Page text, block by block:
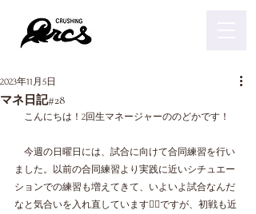
マネ日記#28
2023年11月5日
こんにちは！2回生マネージャーののどかです！
今週の日曜日には、試合に向けて合同練習を行い
ました。以前の合同練習より実践に近いシチュエー
ションでの練習も増えてきて、いよいよ試合なんだ
なと気合いを入れ直しています✊🏼ですが、初戦も近